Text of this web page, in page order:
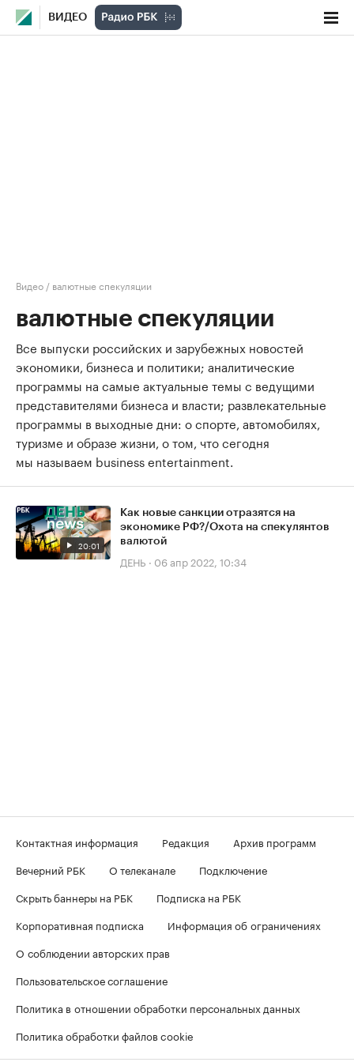
ВИДЕО
Видео / валютные спекуляции
валютные спекуляции
Все выпуски российских и зарубежных новостей
экономики, бизнеса и политики; аналитические
программы на самые актуальные темы с ведущими
представителями бизнеса и власти; развлекательные
программы в выходные дни: о спорте, автомобилях,
туризме и образе жизни, о том, что сегодня
мы называем business entertainment.
20:01
Как новые санкции отразятся на
экономике РФ?/Охота на спекулянтов
валютой
ДЕНЬ · 06 апр 2022, 10:34
Контактная информация Редакция
Архив программ
Вечерний РБК
О телеканале
Подключение
Скрыть баннеры на РБК
Подписка на РБК
Корпоративная подписка
Информация об ограничениях
О соблюдении авторских прав
Пользовательское соглашение
Политика в отношении обработки персональных данных
Политика обработки файлов cookie